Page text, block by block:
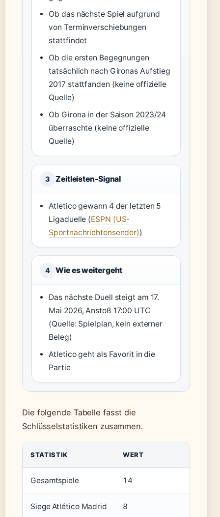
Ob das nächste Spiel aufgrund
von Terminverschiebungen
stattfindet
Ob die ersten Begegnungen
tatsächlich nach Gironas Aufstieg
2017 stattfanden (keine offizielle
Quelle)
Ob Girona in der Saison 2023/24
überraschte (keine offizielle
Quelle)
3 Zeitleisten-Signal
Atletico gewann 4 der letzten 5
Ligaduelle (ESPN (US-
Sportnachrichtensender))
4 Wie es weitergeht
Das nächste Duell steigt am 17.
Mai 2026, Anstoß 17:00 UTC
(Quelle: Spielplan, kein externer
Beleg)
Atletico geht als Favorit in die
Partie
Die folgende Tabelle fasst die
Schlüsselstatistiken zusammen.
STATISTIK WERT
Gesamtspiele 14
Siege Atlético Madrid 8